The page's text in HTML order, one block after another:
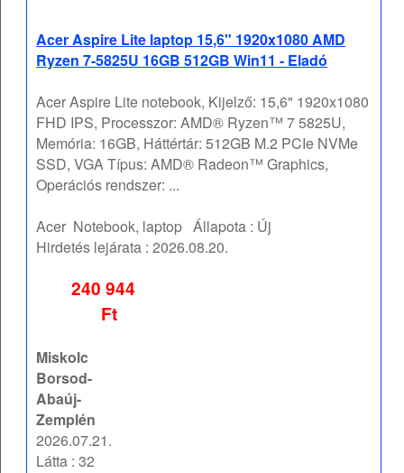
Acer Aspire Lite laptop 15,6" 1920x1080 AMD
Ryzen 7-5825U 16GB 512GB Win11 - Eladó
Acer Aspire Lite notebook, Kijelző: 15,6" 1920x1080
FHD IPS, Processzor: AMD® Ryzen™ 7 5825U,
Memória: 16GB, Háttértár: 512GB M.2 PCIe NVMe
SSD, VGA Típus: AMD® Radeon™ Graphics,
Operációs rendszer: ...
Acer Notebook, laptop Állapota : Új
Hirdetés lejárata :2026.08.20.
240 944
Ft
Miskolc
Borsod-
Abaúj-
Zemplén
2026.07.21.
Látta : 32